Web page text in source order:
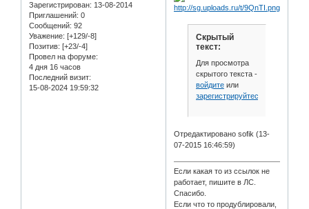
Зарегистрирован: 13-08-2014
Приглашений: 0
Сообщений: 92
Уважение: [+129/-8]
Позитив: [+23/-4]
Провел на форуме:
4 дня 16 часов
Последний визит:
15-08-2024 19:59:32
Скрытый
текст:
Для просмотра
скрытого текста -
войдитеили
зарегистрируйтесь
Отредактировано sofik (13-
07-2015 16:46:59)
Если какая то из ссылок не
работает, пишите в ЛС.
Спасибо.
Если что то продублировали,